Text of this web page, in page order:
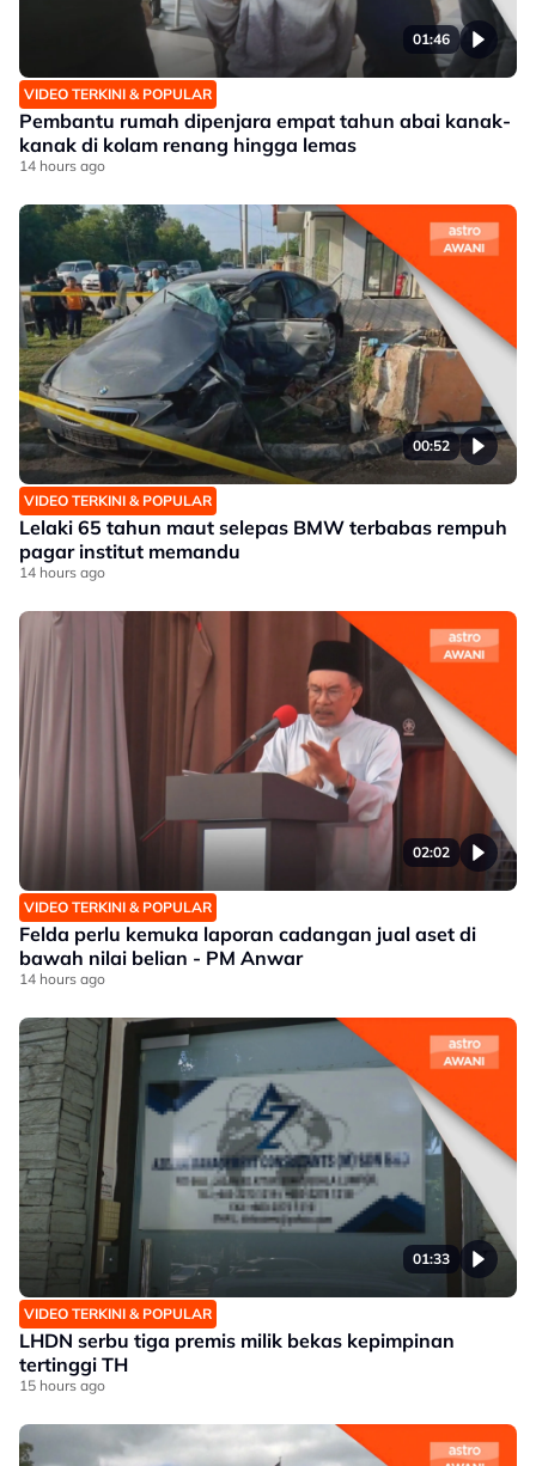
01:46
VIDEO TERKINI & POPULAR
Pembantu rumah dipenjara empat tahun abai kanak-
kanak di kolam renang hingga lemas
14 hours ago
00:52
VIDEO TERKINI & POPULAR
Lelaki 65 tahun maut selepas BMW terbabas rempuh
pagar institut memandu
14 hours ago
02:02
VIDEO TERKINI & POPULAR
Felda perlu kemuka laporan cadangan jual aset di
bawah nilai belian - PM Anwar
14 hours ago
01:33
VIDEO TERKINI & POPULAR
LHDN serbu tiga premis milik bekas kepimpinan
tertinggi TH
15 hours ago